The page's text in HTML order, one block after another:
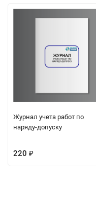
Журнал учета работ по
наряду-допуску
220 ₽